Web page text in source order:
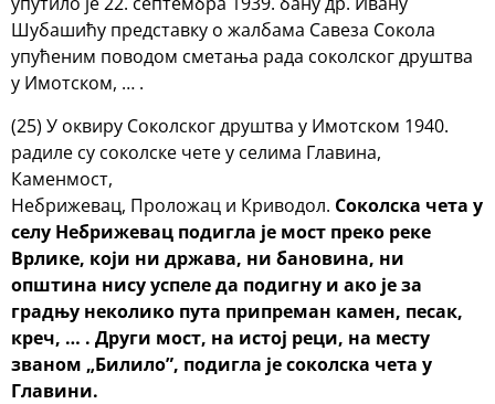
Шубашићу представку о жалбама Савеза Сокола
упућеним поводом сметања рада соколског друштва
у Имотском, … .
(25) У оквиру Соколског друштва у Имотском 1940.
радиле су соколске чете у селима Главина,
Каменмост,
Небрижевац, Проложац и Криводол. Соколска чета у
селу Небрижевац подигла је мост преко реке
Врлике, који ни држава, ни бановина, ни
општина нису успеле да подигну и ако је за
градњу неколико пута припреман камен, песак,
креч, … . Други мост, на истој реци, на месту
званом „Билило”, подигла је соколска чета у
Главини.